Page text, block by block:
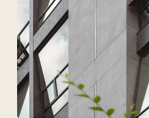
Файлдарды жүктеу
Дербес деректердің өңделуіне келісемін
Жобаны талқылау